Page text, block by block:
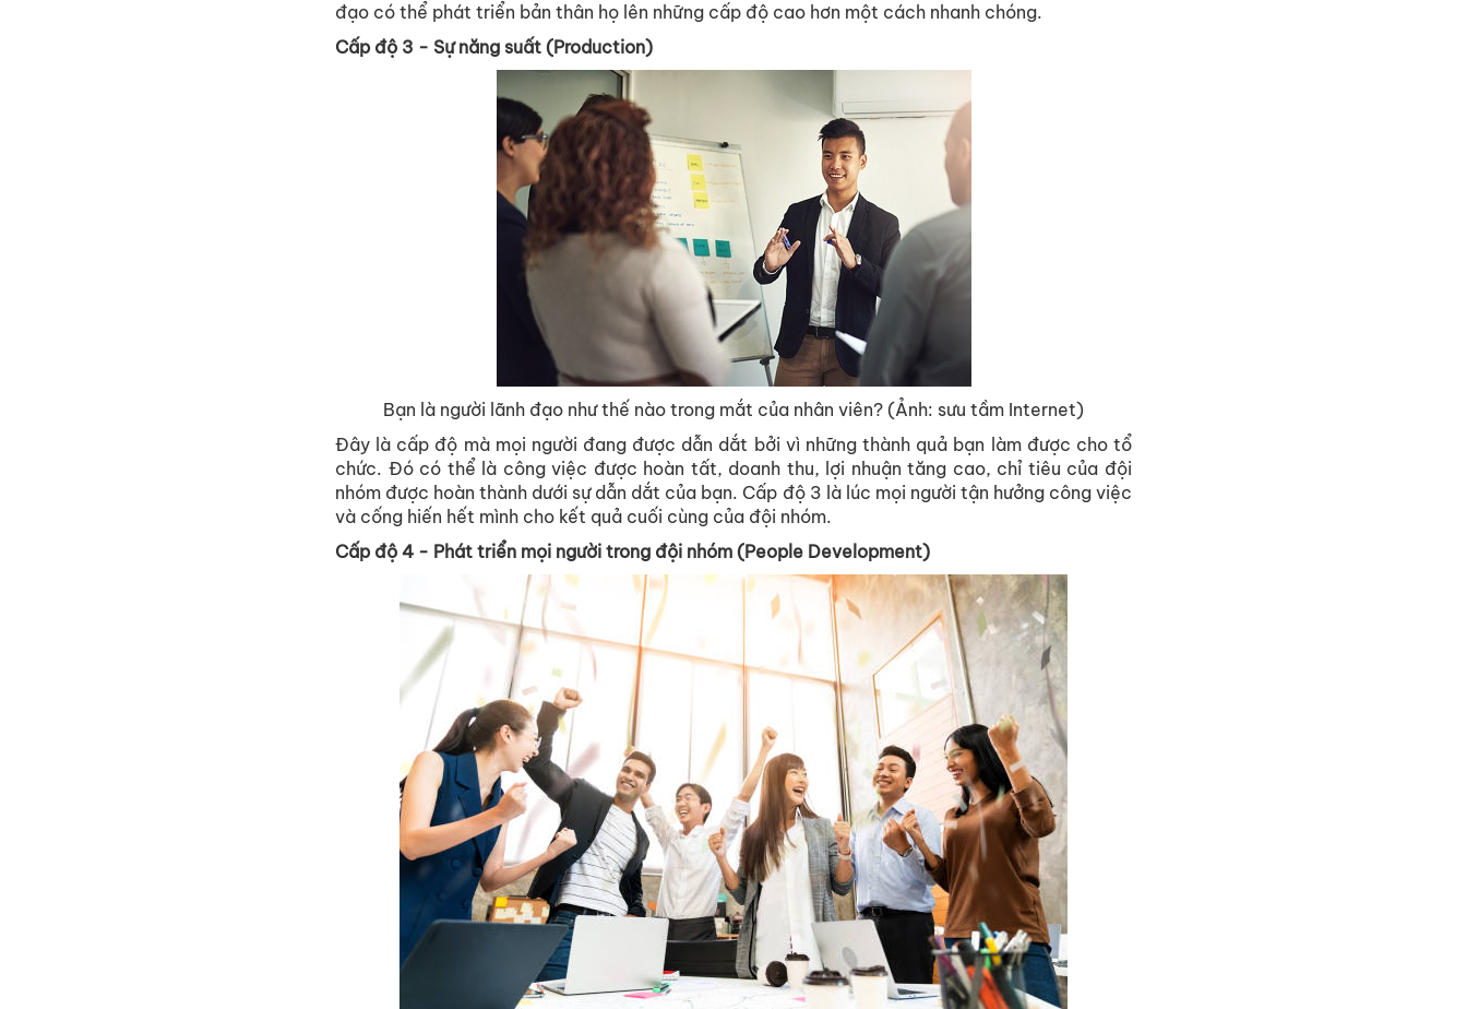
đạo có thể phát triển bản thân họ lên những cấp độ cao hơn một cách nhanh chóng.
Cấp độ 3 - Sự năng suất (Production)
Bạn là người lãnh đạo như thế nào trong mắt của nhân viên? (Ảnh: sưu tầm Internet)
Đây là cấp độ mà mọi người đang được dẫn dắt bởi vì những thành quả bạn làm được cho tổ
chức. Đó có thể là công việc được hoàn tất, doanh thu, lợi nhuận tăng cao, chỉ tiêu của đội
nhóm được hoàn thành dưới sự dẫn dắt của bạn. Cấp độ 3 là lúc mọi người tận hưởng công việc
và cống hiến hết mình cho kết quả cuối cùng của đội nhóm.
Cấp độ 4 - Phát triển mọi người trong đội nhóm (People Development)